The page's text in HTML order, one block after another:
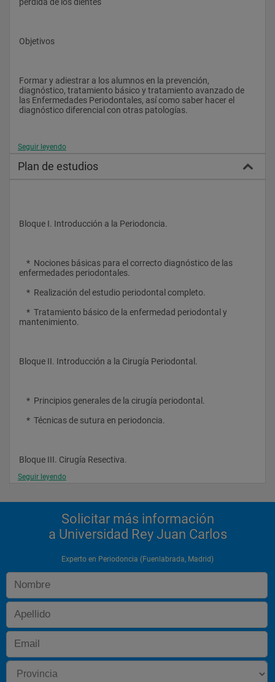
Objetivos
Formar y adiestrar a los alumnos en la prevención,
diagnóstico, tratamiento básico y tratamiento avanzado de
las Enfermedades Periodontales, así como saber hacer el
diagnóstico diferencial con otras patologías.
Metodologia
prácticas preclínicas, revisiones bibliográficas, preparación de
comunicación o póster para  el congreso de la Sociedad
Seguir leyendo
Plan de estudios
Bloque I. Introducción a la Periodoncia.
enfermedades periodontales.
    *  Realización del estudio periodontal completo.
mantenimiento.
Bloque II. Introducción a la Cirugía Periodontal.
    *  Principios generales de la cirugía periodontal.
    *  Técnicas de sutura en periodoncia.
Bloque III. Cirugía Resectiva.
de la profundidad de sondaje.
Bloque IV. Cirugía Regenerativa.
    *  Técnicas regenerativas periodontales.
    *  Utilización de los diversos biomateriales en el tratamiento
quirúrgico periodontal.
Seguir leyendo
Solicitar más información
a Universidad Rey Juan Carlos
Experto en Periodoncia (Fuenlabrada, Madrid)